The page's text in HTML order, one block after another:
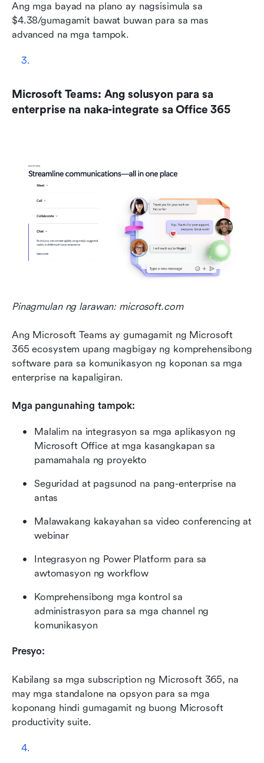
Ang mga bayad na plano ay nagsisimula sa
$4.38/gumagamit bawat buwan para sa mas
advanced na mga tampok.
Microsoft Teams: Ang solusyon para sa
enterprise na naka-integrate sa Office 365
Pinagmulan ng larawan: microsoft.com
Ang Microsoft Teams ay gumagamit ng Microsoft
365 ecosystem upang magbigay ng komprehensibong
software para sa komunikasyon ng koponan sa mga
enterprise na kapaligiran.
Mga pangunahing tampok:
Malalim na integrasyon sa mga aplikasyon ng
Microsoft Office at mga kasangkapan sa
pamamahala ng proyekto
Seguridad at pagsunod na pang-enterprise na
antas
Malawakang kakayahan sa video conferencing at
webinar
Integrasyon ng Power Platform para sa
awtomasyon ng workflow
Komprehensibong mga kontrol sa
administrasyon para sa mga channel ng
komunikasyon
Presyo:
Kabilang sa mga subscription ng Microsoft 365, na
may mga standalone na opsyon para sa mga
koponang hindi gumagamit ng buong Microsoft
productivity suite.